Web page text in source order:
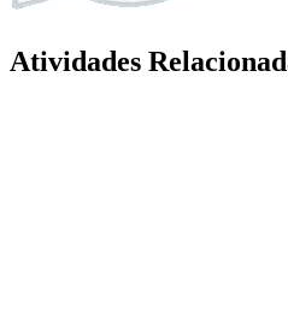
Atividades